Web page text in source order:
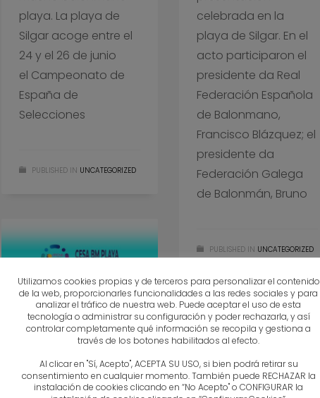
playa. La playa de
Silgar acoge entre el
24 y el 26 de junio
el Campeonato de
España de
Selecciones
PUBLISHED IN UNCATEGORIZED
celebrada en la
playa de Silgar. En el
acto participaron el
presidente da Real
Federación Española
de Balonmano,
Francisco Blázquez; el
presidente da
Federación Galega
de Balonmán, Bruno
PUBLISHED IN UNCATEGORIZED
EL DÍA 22 DE JUNIO,
CESA DE
BALONMANO PLAYA
Utilizamos cookies propias y de terceros para personalizar el contenido
de la web, proporcionarles funcionalidades a las redes sociales y para
analizar el tráfico de nuestra web. Puede aceptar el uso de esta
tecnología o administrar su configuración y poder rechazarla, y así
controlar completamente qué información se recopila y gestiona a
través de los botones habilitados al efecto.
Al clicar en "Sí, Acepto", ACEPTA SU USO, si bien podrá retirar su
consentimiento en cualquier momento. También puede RECHAZAR la
instalación de cookies clicando en “No Acepto" o CONFIGURAR la